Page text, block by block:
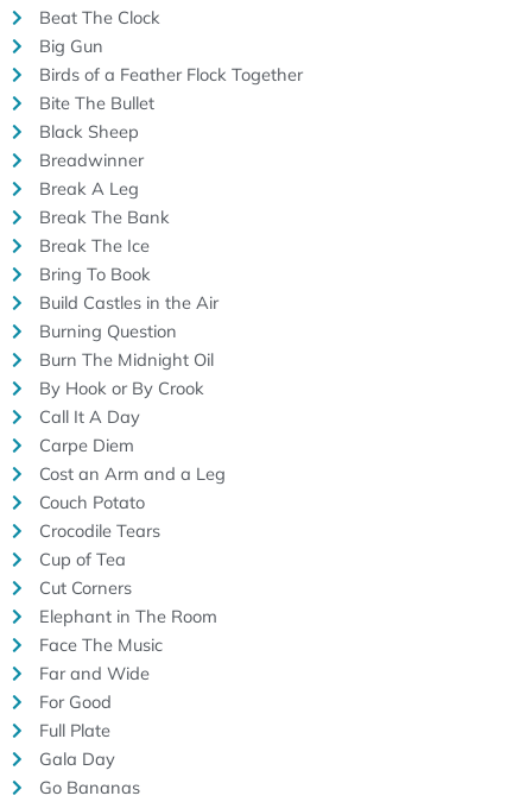
Beat The Clock
Big Gun
Birds of a Feather Flock Together
Bite The Bullet
Black Sheep
Breadwinner
Break A Leg
Break The Bank
Break The Ice
Bring To Book
Build Castles in the Air
Burning Question
Burn The Midnight Oil
By Hook or By Crook
Call It A Day
Carpe Diem
Cost an Arm and a Leg
Couch Potato
Crocodile Tears
Cup of Tea
Cut Corners
Elephant in The Room
Face The Music
Far and Wide
For Good
Full Plate
Gala Day
Go Bananas